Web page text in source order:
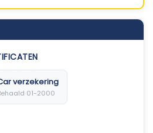
verzekering
01-2000